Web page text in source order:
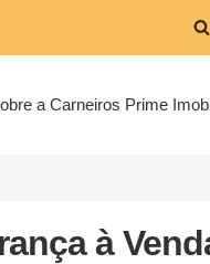
a Carneiros Prime
à